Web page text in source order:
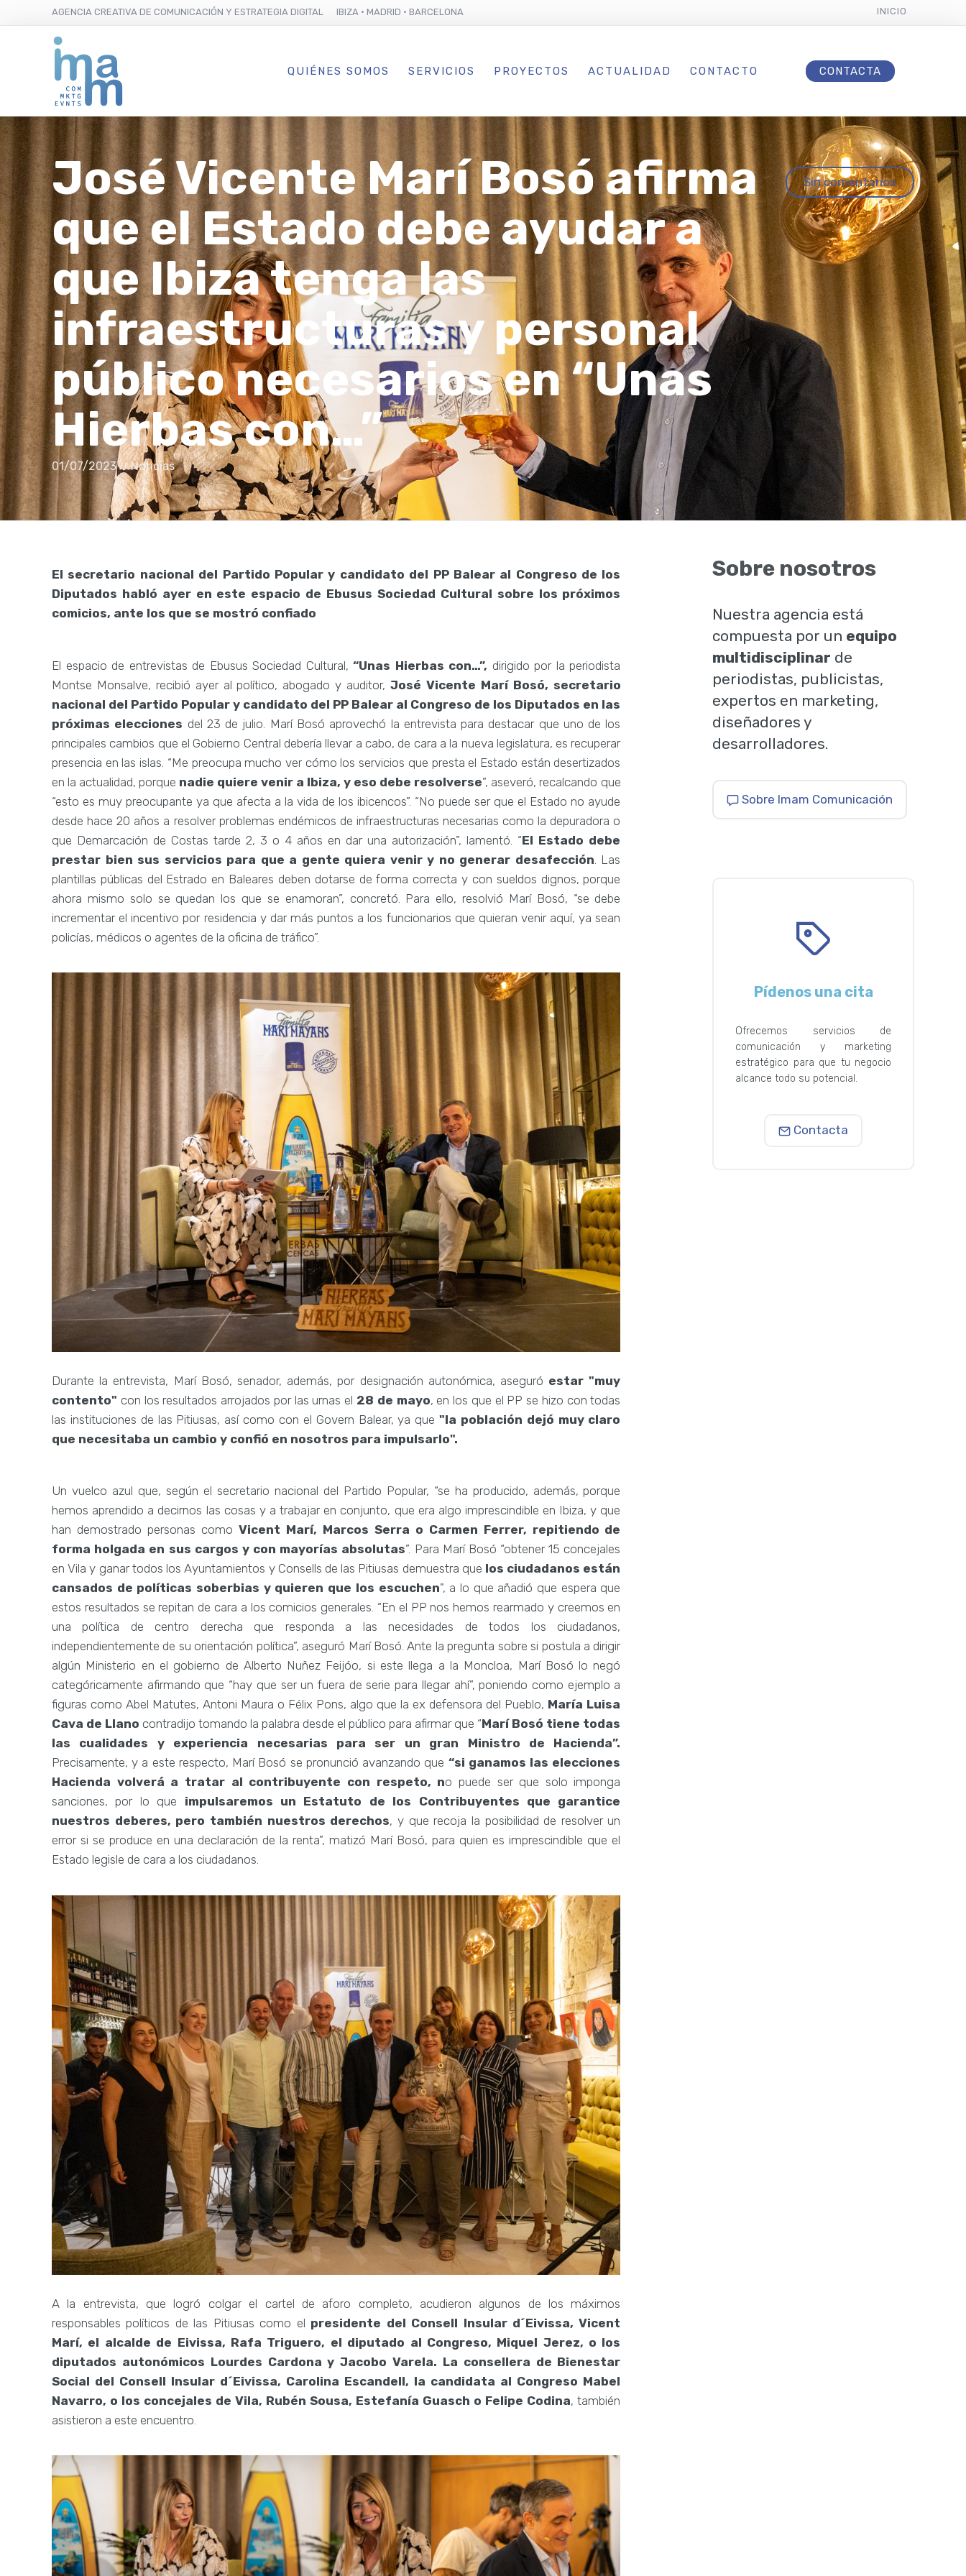
AGENCIA CREATIVA DE COMUNICACIÓN Y ESTRATEGIA DIGITAL IBIZA · MADRID · BARCELONA INICIO
QUIÉNES SOMOS SERVICIOS PROYECTOS ACTUALIDAD CONTACTO CONTACTA
José Vicente Marí Bosó afirma
que el Estado debe ayudar a
que Ibiza tenga las
infraestructuras y personal
público necesarios en “Unas
Hierbas con…”
01/07/2023 Noticias
Sin comentarios
El secretario nacional del Partido Popular y candidato del PP Balear al Congreso de los
Diputados habló ayer en este espacio de Ebusus Sociedad Cultural sobre los próximos
comicios, ante los que se mostró confiado
El espacio de entrevistas de Ebusus Sociedad Cultural,“Unas Hierbas con…”, dirigido por la periodista
Montse Monsalve, recibió ayer al político, abogado y auditor, José Vicente Marí Bosó, secretario
nacional del Partido Popular y candidato del PP Balear al Congreso de los Diputados en las
próximas elecciones del 23 de julio. Marí Bosó aprovechó la entrevista para destacar que uno de los
principales cambios que el Gobierno Central debería llevar a cabo, de cara a la nueva legislatura, es recuperar
presencia en las islas. “Me preocupa mucho ver cómo los servicios que presta el Estado están desertizados
en la actualidad, porque nadie quiere venir a Ibiza, y eso debe resolverse”, aseveró, recalcando que
“esto es muy preocupante ya que afecta a la vida de los ibicencos”. “No puede ser que el Estado no ayude
desde hace 20 años a resolver problemas endémicos de infraestructuras necesarias como la depuradora o
que Demarcación de Costas tarde 2, 3 o 4 años en dar una autorización”, lamentó. “El Estado debe
prestar bien sus servicios para que a gente quiera venir y no generar desafección . Las
plantillas públicas del Estrado en Baleares deben dotarse de forma correcta y con sueldos dignos, porque
ahora mismo solo se quedan los que se enamoran”, concretó. Para ello, resolvió Marí Bosó, “se debe
incrementar el incentivo por residencia y dar más puntos a los funcionarios que quieran venir aquí, ya sean
policías, médicos o agentes de la oficina de tráfico”.
Durante la entrevista, Marí Bosó, senador, además, por designación autonómica, aseguró estar "muy
contento" con los resultados arrojados por las urnas el 28 de mayo, en los que el PP se hizo con todas
las instituciones de las Pitiusas, así como con el Govern Balear, ya que"la población dejó muy claro
que necesitaba un cambio y confió en nosotros para impulsarlo".
Un vuelco azul que, según el secretario nacional del Partido Popular, “se ha producido, además, porque
hemos aprendido a decirnos las cosas y a trabajar en conjunto, que era algo imprescindible en Ibiza, y que
han demostrado personas como Vicent Marí, Marcos Serra o Carmen Ferrer, repitiendo de
forma holgada en sus cargos y con mayorías absolutas”. Para Marí Bosó “obtener 15 concejales
en Vila y ganar todos los Ayuntamientos y Consells de las Pitiusas demuestra que los ciudadanos están
cansados de políticas soberbias y quieren que los escuchen", a lo que añadió que espera que
estos resultados se repitan de cara a los comicios generales. “En el PP nos hemos rearmado y creemos en
una política de centro derecha que responda a las necesidades de todos los ciudadanos,
independientemente de su orientación política”, aseguró Marí Bosó. Ante la pregunta sobre si postula a dirigir
algún Ministerio en el gobierno de Alberto Nuñez Feijóo, si este llega a la Moncloa, Marí Bosó lo negó
categóricamente afirmando que “hay que ser un fuera de serie para llegar ahí”, poniendo como ejemplo a
figuras como Abel Matutes, Antoni Maura o Félix Pons, algo que la ex defensora del Pueblo, María Luisa
Cava de Llano contradijo tomando la palabra desde el público para afirmar que “Marí Bosó tiene todas
las cualidades y experiencia necesarias para ser un gran Ministro de Hacienda”.
Precisamente, y a este respecto, Marí Bosó se pronunció avanzando que “si ganamos las elecciones
Hacienda volverá a tratar al contribuyente con respeto, no puede ser que solo imponga
sanciones, por lo que impulsaremos un Estatuto de los Contribuyentes que garantice
nuestros deberes, pero también nuestros derechos, y que recoja la posibilidad de resolver un
error si se produce en una declaración de la renta”, matizó Marí Bosó, para quien es imprescindible que el
Estado legisle de cara a los ciudadanos.
A la entrevista, que logró colgar el cartel de aforo completo, acudieron algunos de los máximos
responsables políticos de las Pitiusas como el presidente del Consell Insular d´Eivissa, Vicent
Marí, el alcalde de Eivissa, Rafa Triguero, el diputado al Congreso, Miquel Jerez, o los
diputados autonómicos Lourdes Cardona y Jacobo Varela. La consellera de Bienestar
Social del Consell Insular d´Eivissa, Carolina Escandell, la candidata al Congreso Mabel
Navarro, o los concejales de Vila, Rubén Sousa, Estefanía Guasch o Felipe Codina, también
asistieron a este encuentro.
Sobre nosotros
Nuestra agencia está
compuesta por un equipo
multidisciplinar de
periodistas, publicistas,
expertos en marketing,
diseñadores y
desarrolladores.
Sobre Imam Comunicación
Pídenos una cita
Ofrecemos servicios de
comunicación y marketing
estratégico para que tu negocio
alcance todo su potencial.
Contacta